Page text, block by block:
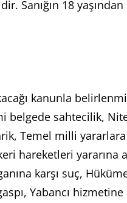
Sanığın 18
kanunla
belgede sahtecilik,
Temel milli
hareketleri yararına
karşı suç,
Yabancı